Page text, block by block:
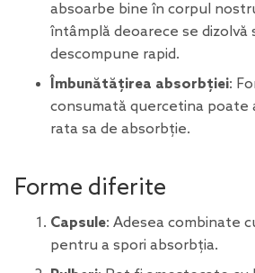
absoarbe bine în corpul
întâmplă deoarece se dizolvă
descompune rapid.
Îmbunătățirea absorbției:
consumată quercetina poate
rata sa de absorbție.
Forme diferite
Capsule: Adesea combinate
pentru a spori absorbția.